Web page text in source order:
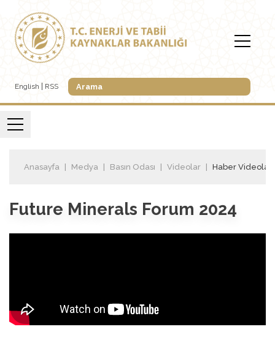
English RSS
Anasayfa Medya Basın Odası Videolar Haber Videoları
Future Minerals Forum 2024